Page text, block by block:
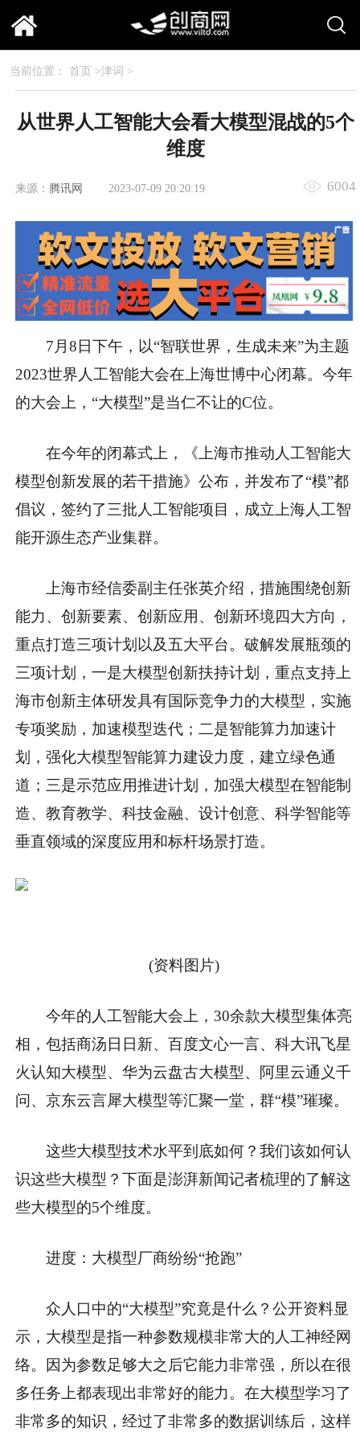
当前位置： 首页 >津词 >
从世界人工智能大会看大模型混战的5个
维度
来源： 腾讯网 2023-07-09 20:20:19 6004
7月8日下午，以“智联世界，生成未来”为主题
2023世界人工智能大会在上海世博中心闭幕。今年
的大会上，“大模型”是当仁不让的C位。
在今年的闭幕式上，《上海市推动人工智能大
模型创新发展的若干措施》公布，并发布了“模”都
倡议，签约了三批人工智能项目，成立上海人工智
能开源生态产业集群。
上海市经信委副主任张英介绍，措施围绕创新
能力、创新要素、创新应用、创新环境四大方向，
重点打造三项计划以及五大平台。破解发展瓶颈的
三项计划，一是大模型创新扶持计划，重点支持上
海市创新主体研发具有国际竞争力的大模型，实施
专项奖励，加速模型迭代；二是智能算力加速计
划，强化大模型智能算力建设力度，建立绿色通
道；三是示范应用推进计划，加强大模型在智能制
造、教育教学、科技金融、设计创意、科学智能等
垂直领域的深度应用和标杆场景打造。
(资料图片)
今年的人工智能大会上，30余款大模型集体亮
相，包括商汤日日新、百度文心一言、科大讯飞星
火认知大模型、华为云盘古大模型、阿里云通义千
问、京东云言犀大模型等汇聚一堂，群“模”璀璨。
这些大模型技术水平到底如何？我们该如何认
识这些大模型？下面是澎湃新闻记者梳理的了解这
些大模型的5个维度。
进度：大模型厂商纷纷“抢跑”
众人口中的“大模型”究竟是什么？公开资料显
示，大模型是指一种参数规模非常大的人工神经网
络。因为参数足够大之后它能力非常强，所以在很
多任务上都表现出非常好的能力。在大模型学习了
非常多的知识，经过了非常多的数据训练后，这样